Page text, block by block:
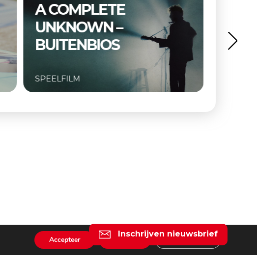
A COMPLETE
UNKNOWN –
BUITENBIOS
SPEELFILM
Inschrijven nieuwsbrief
Accepteer Weiger Instellingen